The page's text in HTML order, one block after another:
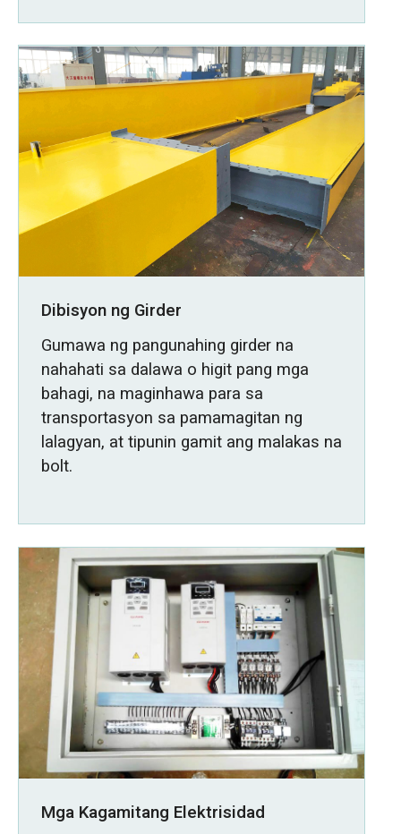
Dibisyon ng Girder
Gumawa ng pangunahing girder na
nahahati sa dalawa o higit pang mga
bahagi, na maginhawa para sa
transportasyon sa pamamagitan ng
lalagyan, at tipunin gamit ang malakas na
bolt.
Mga Kagamitang Elektrisidad